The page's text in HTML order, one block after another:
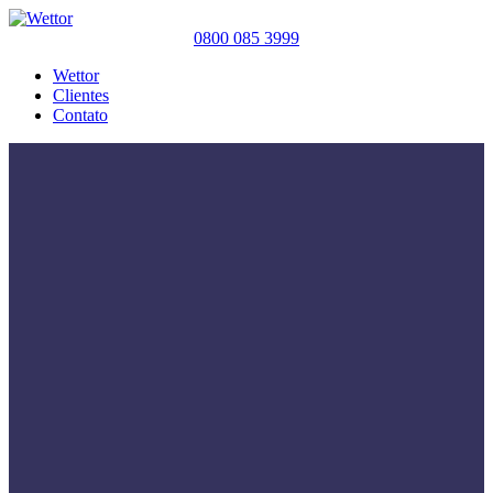
0800 085 3999
Wettor
Clientes
Contato